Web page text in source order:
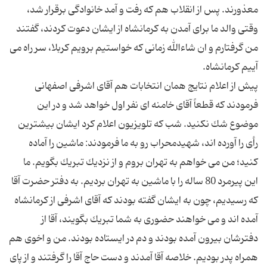
معذورند. پس از انقلاب هم كه رفت و آمد خانوادگی برقرار شد،
وقتی والد ما برای آمدن به كرمانشاه از ایشان دعوت كردند، گفتند
من گرفتارم و ان شاءالله زمانی كه خواستیم برویم كربلا، سر راه می
پیش از اعلام نتایج همان انتخابات هم آقای اشرفی اصفهانی
فرمودند كه قطعاً آقای خامنه ای نفر اول خواهد شد و در این
موضوع شك نكنید. شب كه تلویزیون اعلام كرد ایشان بیشترین
رأی را آورده اند، شهیدمحراب رو به ما فرمودند: ماشین را آماده
كنید؛ من می خواهم به تهران بروم و از نزدیك تبریك بگویم. ما
این پیرمرد 80 ساله را با ماشین به تهران بردیم. به دفتر حضرت آقا
كه رسیدیم، چون به ایشان گفته بودند كه آقای اشرفی از كرمانشاه
آمده اند و می خواهند حضوری به شما تبریك بگویند، آقا از
دفترشان بیرون آمده بودند و دم در ایستاده بودند. من و اخوی هم
همراه پدر بودیم. خلاصه آقا آمدند و دست حاج آقا را گرفتند و از پای